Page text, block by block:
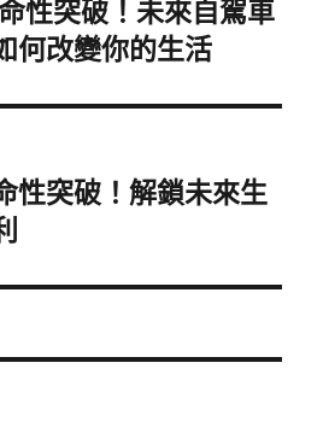
性突破！未來自駕車
何改變你的生活
性突破！解鎖未來生